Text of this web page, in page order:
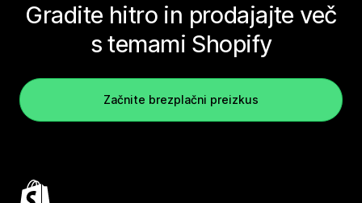
Gradite hitro in prodajajte več
s temami Shopify
Začnite brezplačni preizkus